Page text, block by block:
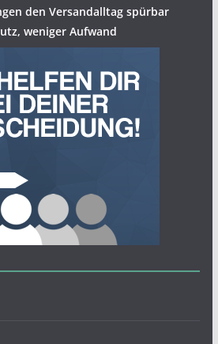
den Versandalltag spürbar
weniger Aufwand